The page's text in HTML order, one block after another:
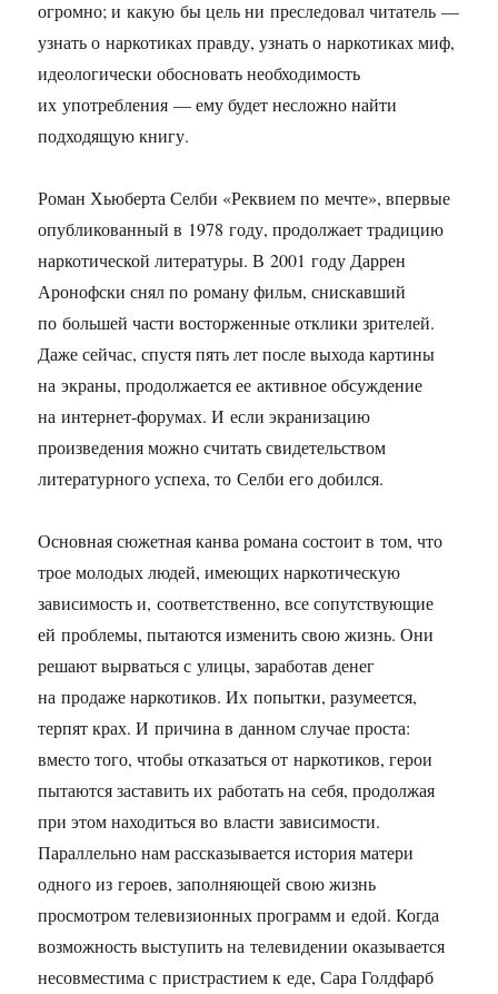
огромно; и какую бы цель ни преследовал читатель —
узнать о наркотиках правду, узнать о наркотиках миф,
идеологически обосновать необходимость
их употребления — ему будет несложно найти
подходящую книгу.
Роман Хьюберта Селби «Реквием по мечте», впервые
опубликованный в 1978 году, продолжает традицию
наркотической литературы. В 2001 году Даррен
Аронофски снял по роману фильм, снискавший
по большей части восторженные отклики зрителей.
Даже сейчас, спустя пять лет после выхода картины
на экраны, продолжается ее активное обсуждение
на интернет-форумах. И если экранизацию
произведения можно считать свидетельством
литературного успеха, то Селби его добился.
Основная сюжетная канва романа состоит в том, что
трое молодых людей, имеющих наркотическую
зависимость и, соответственно, все сопутствующие
ей проблемы, пытаются изменить свою жизнь. Они
решают вырваться с улицы, заработав денег
на продаже наркотиков. Их попытки, разумеется,
терпят крах. И причина в данном случае проста:
вместо того, чтобы отказаться от наркотиков, герои
пытаются заставить их работать на себя, продолжая
при этом находиться во власти зависимости.
Параллельно нам рассказывается история матери
одного из героев, заполняющей свою жизнь
просмотром телевизионных программ и едой. Когда
возможность выступить на телевидении оказывается
несовместима с пристрастием к еде, Сара Голдфарб